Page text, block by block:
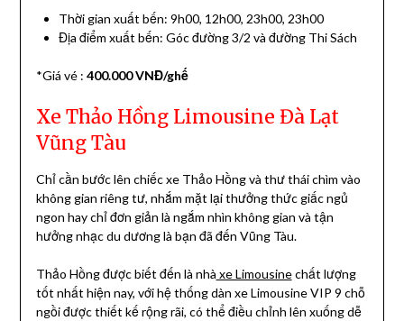
Thời gian xuất bến: 9h00, 12h00, 23h00, 23h00
Địa điểm xuất bến: Góc đường 3/2 và đường Thi Sách
*Giá vé : 400.000 VNĐ/ghế
Xe Thảo Hồng Limousine Đà Lạt
Vũng Tàu
Chỉ cần bước lên chiếc xe Thảo Hồng và thư thái chìm vào
không gian riêng tư, nhắm mặt lại thưởng thức giấc ngủ
ngon hay chỉ đơn giản là ngắm nhìn không gian và tận
hưởng nhạc du dương là bạn đã đến Vũng Tàu.
Thảo Hồng được biết đến là nhà xe Limousinechất lượng
tốt nhất hiện nay, với hệ thống dàn xe Limousine VIP 9 chỗ
ngồi được thiết kế rộng rãi, có thể điều chỉnh lên xuống dễ